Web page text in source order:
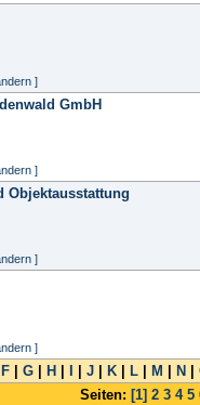
]
GmbH
]
Objektausstattung
]
]
F G H J K L M N
Seiten: [1] 2 3 4 5